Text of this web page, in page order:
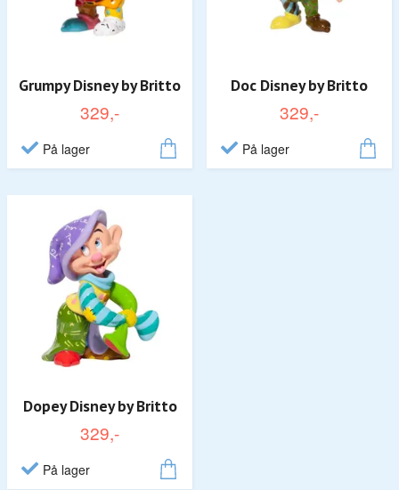
Grumpy Disney by Britto
329,-
På lager
Doc Disney by Britto
329,-
På lager
Dopey Disney by Britto
329,-
På lager